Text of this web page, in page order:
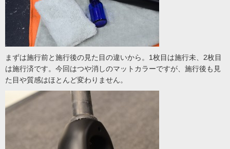
まずは施行前と施行後の見た目の違いから。1枚目は施行未、2枚目
は施行済です。今回はつや消しのマットカラーですが、施行後も見
た目や質感はほとんど変わりません。